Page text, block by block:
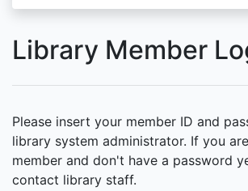
Library Member
Please insert your member ID and
library system administrator. If you
member and don't have a password
contact library staff.